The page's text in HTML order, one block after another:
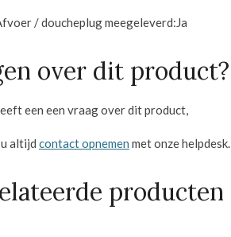
/ doucheplug meegeleverd:Ja
over dit product?
een een vraag over dit product,
altijd contact opnemen met onze helpdesk.
producten